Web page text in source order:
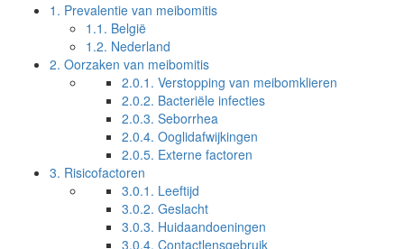
1. Prevalentie van meibomitis
1.1. België
1.2. Nederland
2. Oorzaken van meibomitis
2.0.1. Verstopping van meibomklieren
2.0.2. Bacteriële infecties
2.0.3. Seborrhea
2.0.4. Ooglidafwijkingen
2.0.5. Externe factoren
3. Risicofactoren
3.0.1. Leeftijd
3.0.2. Geslacht
3.0.3. Huidaandoeningen
3.0.4. Contactlensgebruik